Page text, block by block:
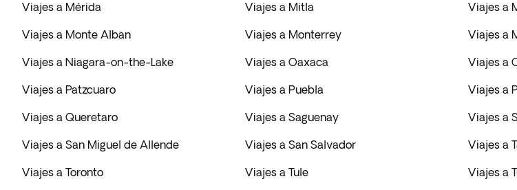
Viajes a Mérida Viajes a Mitla Viajes a
Viajes a Monte Alban Viajes a Monterrey Viajes a
Viajes a Niagara-on-the-Lake Viajes a Oaxaca Viajes a
Viajes a Patzcuaro Viajes a Puebla Viajes a
Viajes a Queretaro Viajes a Saguenay Viajes a
Viajes a San Miguel de Allende Viajes a San Salvador Viajes a
Viajes a Toronto Viajes a Tule Viajes a